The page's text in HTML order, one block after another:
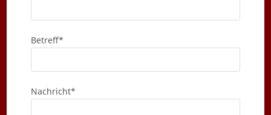
Betreff*
Nachricht*